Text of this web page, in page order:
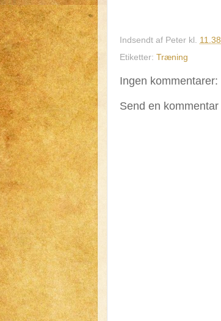
Indsendt af Peter kl. 11.38
Etiketter: Træning
Ingen kommentarer:
Send en kommentar